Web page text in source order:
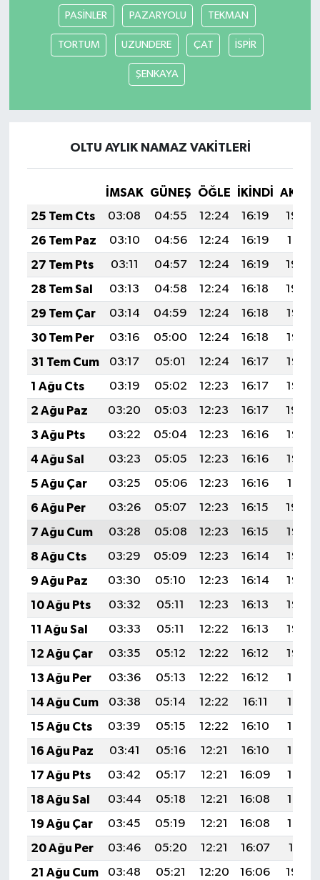
PASİNLER PAZARYOLU TEKMAN
TORTUM UZUNDERE ÇAT İSPİR
ŞENKAYA
OLTU AYLIK NAMAZ VAKITLERI
İMSAK GÜNEŞ ÖĞLE İKINDI
25 Tem Cts
03:08 04:55 12:24 16:19
19:42
26 Tem Paz
03:10 04:56 12:24 16:19
19:41
27 Tem Pts
03:11 04:57 12:24 16:19
19:40
28 Tem Sal
03:13 04:58 12:24 16:18
19:39
29 Tem Çar
03:14 04:59 12:24 16:18
19:38
30 Tem Per
03:16 05:00 12:24 16:18
19:37
31 Tem Cum
03:17 05:01 12:24 16:17
19:36
1 Ağu Cts
03:19 05:02 12:23 16:17
19:35
2 Ağu Paz
03:20 05:03 12:23 16:17
19:34
3 Ağu Pts
03:22 05:04 12:23 16:16
19:33
4 Ağu Sal
03:23 05:05 12:23 16:16
19:32
5 Ağu Çar
03:25 05:06 12:23 16:16
19:31
6 Ağu Per
03:26 05:07 12:23 16:15
19:29
7 Ağu Cum
03:28 05:08 12:23 16:15
19:28
8 Ağu Cts
03:29 05:09 12:23 16:14
19:27
9 Ağu Paz
03:30 05:10 12:23 16:14
19:26
10 Ağu Pts
03:32 05:11 12:23 16:13
19:25
11 Ağu Sal
03:33 05:11 12:22 16:13
19:23
12 Ağu Çar
03:35 05:12 12:22 16:12
19:22
13 Ağu Per
03:36 05:13 12:22 16:12
19:21
14 Ağu Cum
03:38 05:14 12:22 16:11
19:19
15 Ağu Cts
03:39 05:15 12:22 16:10
19:18
16 Ağu Paz
03:41 05:16 12:21 16:10
19:17
17 Ağu Pts
03:42 05:17 12:21 16:09
19:15
18 Ağu Sal
03:44 05:18 12:21 16:08
19:14
19 Ağu Çar
03:45 05:19 12:21 16:08
19:12
20 Ağu Per
03:46 05:20 12:21 16:07
19:11
21 Ağu Cum
03:48 05:21 12:20 16:06
19:09